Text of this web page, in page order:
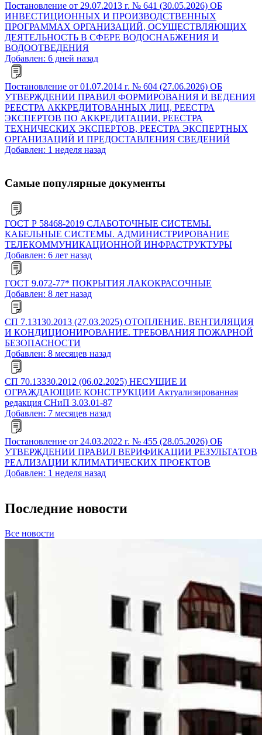
Постановление от 29.07.2013 г. № 641 (30.05.2026) ОБ
ИНВЕСТИЦИОННЫХ И ПРОИЗВОДСТВЕННЫХ
ПРОГРАММАХ ОРГАНИЗАЦИЙ, ОСУЩЕСТВЛЯЮЩИХ
ДЕЯТЕЛЬНОСТЬ В СФЕРЕ ВОДОСНАБЖЕНИЯ И
ВОДООТВЕДЕНИЯ
Добавлен: 6 дней назад
Постановление от 01.07.2014 г. № 604 (27.06.2026) ОБ
УТВЕРЖДЕНИИ ПРАВИЛ ФОРМИРОВАНИЯ И ВЕДЕНИЯ
РЕЕСТРА АККРЕДИТОВАННЫХ ЛИЦ, РЕЕСТРА
ЭКСПЕРТОВ ПО АККРЕДИТАЦИИ, РЕЕСТРА
ТЕХНИЧЕСКИХ ЭКСПЕРТОВ, РЕЕСТРА ЭКСПЕРТНЫХ
ОРГАНИЗАЦИЙ И ПРЕДОСТАВЛЕНИЯ СВЕДЕНИЙ
Добавлен: 1 неделя назад
Самые популярные документы
ГОСТ Р 58468-2019 СЛАБОТОЧНЫЕ СИСТЕМЫ.
КАБЕЛЬНЫЕ СИСТЕМЫ. АДМИНИСТРИРОВАНИЕ
ТЕЛЕКОММУНИКАЦИОННОЙ ИНФРАСТРУКТУРЫ
Добавлен: 6 лет назад
ГОСТ 9.072-77* ПОКРЫТИЯ ЛАКОКРАСОЧНЫЕ
Добавлен: 8 лет назад
СП 7.13130.2013 (27.03.2025) ОТОПЛЕНИЕ, ВЕНТИЛЯЦИЯ
И КОНДИЦИОНИРОВАНИЕ. ТРЕБОВАНИЯ ПОЖАРНОЙ
БЕЗОПАСНОСТИ
Добавлен: 8 месяцев назад
СП 70.13330.2012 (06.02.2025) НЕСУЩИЕ И
ОГРАЖДАЮЩИЕ КОНСТРУКЦИИ Актуализированная
редакция СНиП 3.03.01-87
Добавлен: 7 месяцев назад
Постановление от 24.03.2022 г. № 455 (28.05.2026) ОБ
УТВЕРЖДЕНИИ ПРАВИЛ ВЕРИФИКАЦИИ РЕЗУЛЬТАТОВ
РЕАЛИЗАЦИИ КЛИМАТИЧЕСКИХ ПРОЕКТОВ
Добавлен: 1 неделя назад
Последние новости
Все новости